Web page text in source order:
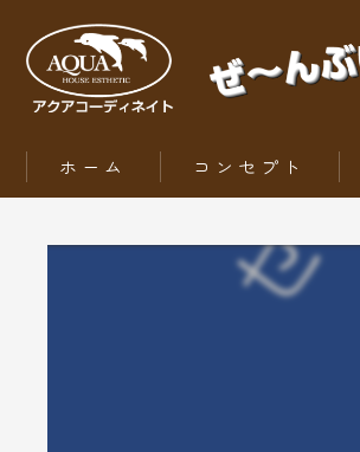
ホーム コンセプト